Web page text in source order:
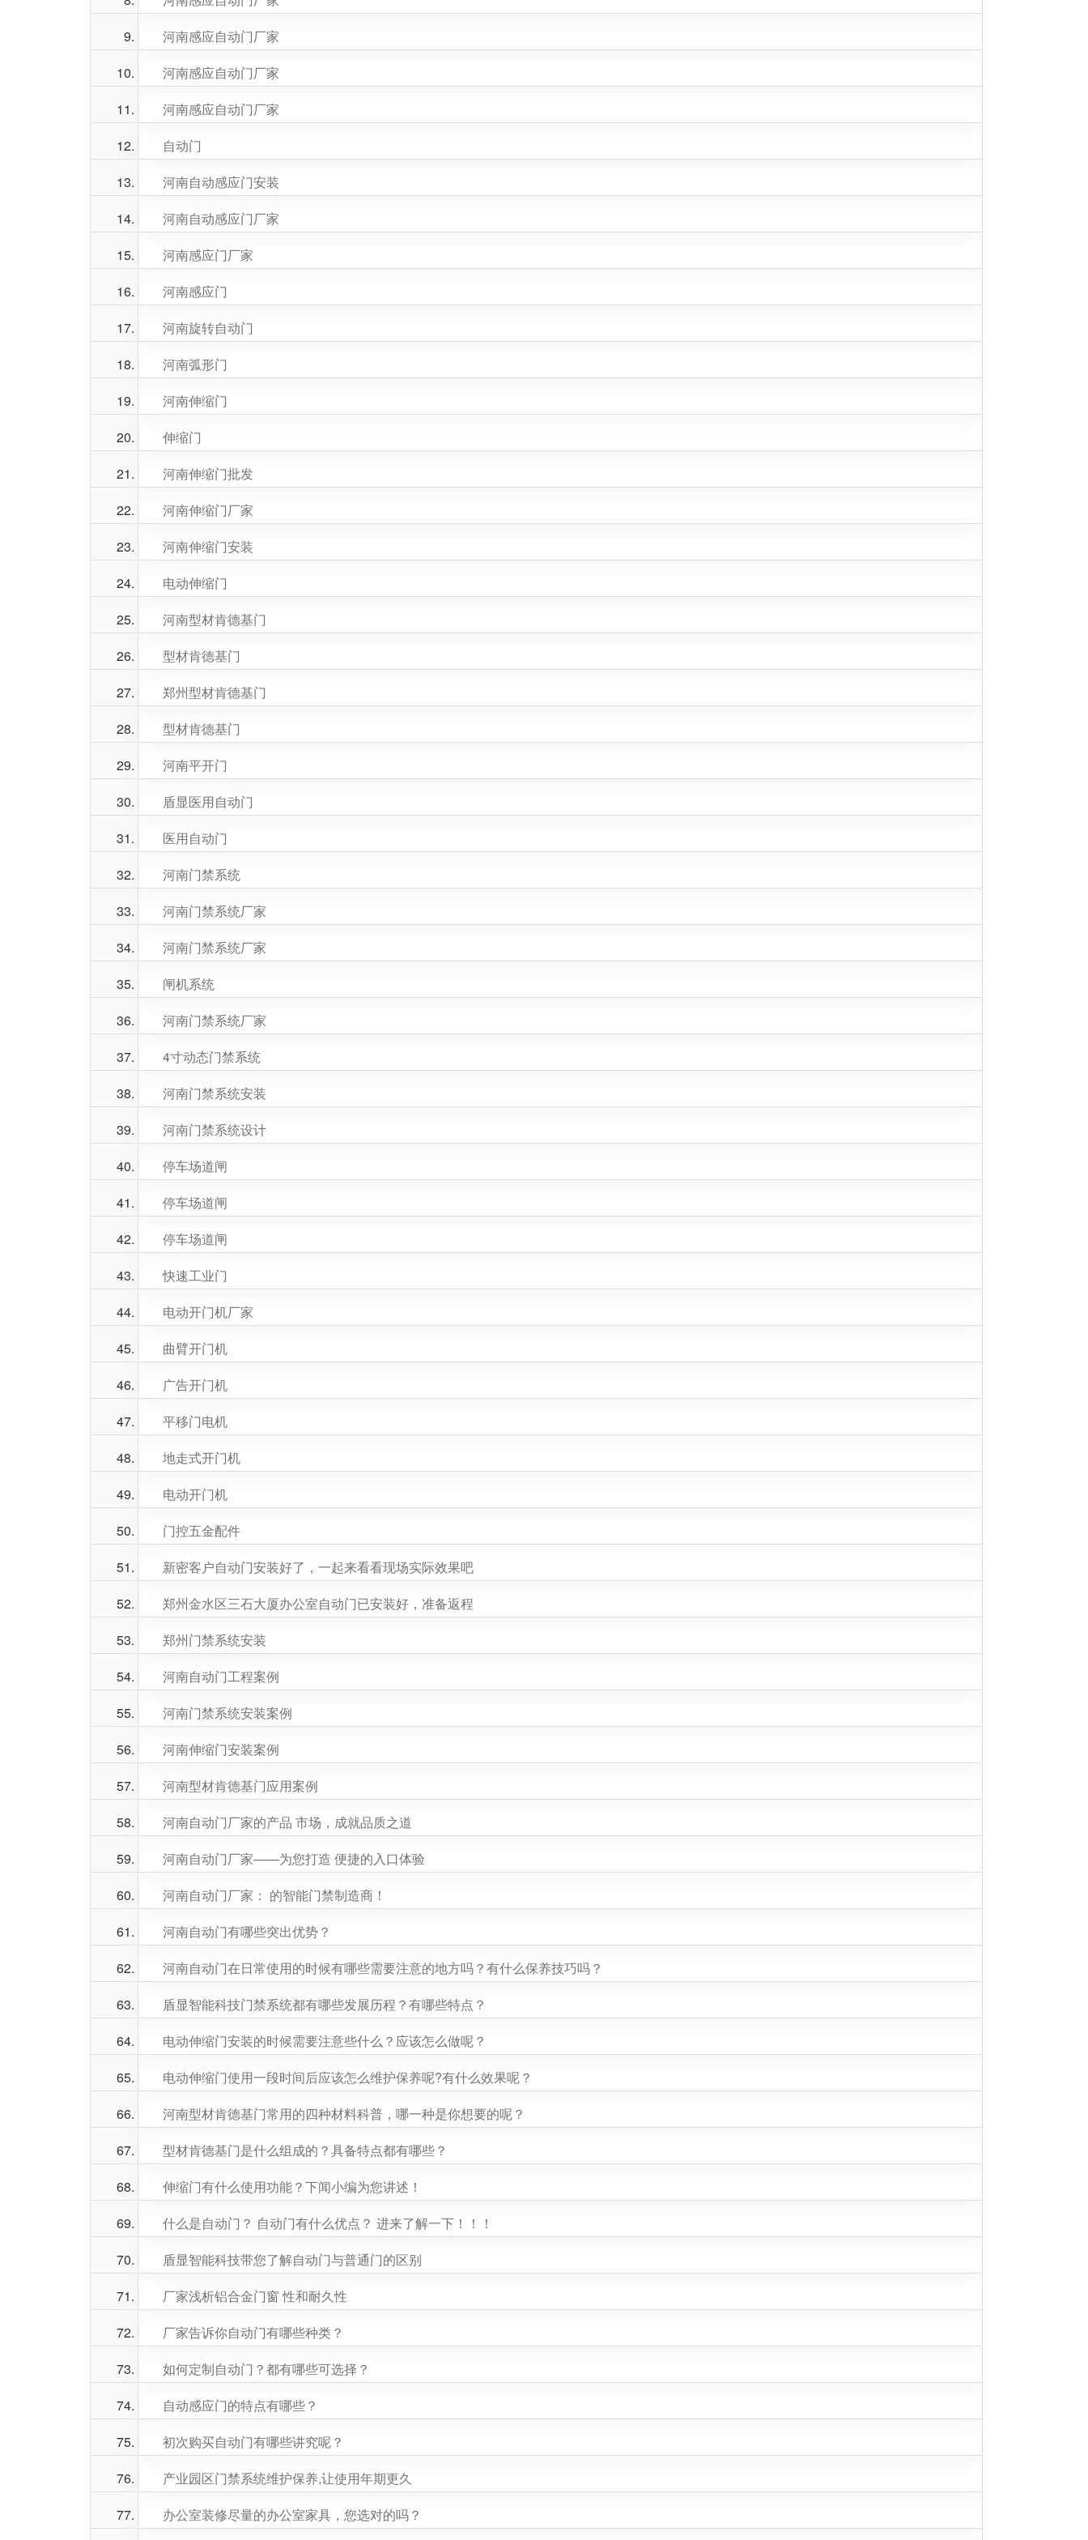
河南感应自动门厂家
河南感应自动门厂家
河南感应自动门厂家
自动门
河南自动感应门安装
河南自动感应门厂家
河南感应门厂家
河南感应门
河南旋转自动门
河南弧形门
河南伸缩门
伸缩门
河南伸缩门批发
河南伸缩门厂家
河南伸缩门安装
电动伸缩门
河南型材肯德基门
型材肯德基门
郑州型材肯德基门
型材肯德基门
河南平开门
盾显医用自动门
医用自动门
河南门禁系统
河南门禁系统厂家
河南门禁系统厂家
闸机系统
河南门禁系统厂家
4寸动态门禁系统
河南门禁系统安装
河南门禁系统设计
停车场道闸
停车场道闸
停车场道闸
快速工业门
电动开门机厂家
曲臂开门机
广告开门机
平移门电机
地走式开门机
电动开门机
门控五金配件
新密客户自动门安装好了，一起来看看现场实际效果吧
郑州金水区三石大厦办公室自动门已安装好，准备返程
郑州门禁系统安装
河南自动门工程案例
河南门禁系统安装案例
河南伸缩门安装案例
河南型材肯德基门应用案例
河南自动门厂家的产品 市场，成就品质之道
河南自动门厂家——为您打造 便捷的入口体验
河南自动门厂家： 的智能门禁制造商！
河南自动门有哪些突出优势？
河南自动门在日常使用的时候有哪些需要注意的地方吗？有什么保养技巧吗？
盾显智能科技门禁系统都有哪些发展历程？有哪些特点？
电动伸缩门安装的时候需要注意些什么？应该怎么做呢？
电动伸缩门使用一段时间后应该怎么维护保养呢?有什么效果呢？
河南型材肯德基门常用的四种材料科普，哪一种是你想要的呢？
型材肯德基门是什么组成的？具备特点都有哪些？
伸缩门有什么使用功能？下闻小编为您讲述！
什么是自动门？ 自动门有什么优点？ 进来了解一下！！！
盾显智能科技带您了解自动门与普通门的区别
厂家浅析铝合金门窗 性和耐久性
厂家告诉你自动门有哪些种类？
如何定制自动门？都有哪些可选择？
自动感应门的特点有哪些？
初次购买自动门有哪些讲究呢？
产业园区门禁系统维护保养,让使用年期更久
办公室装修尽量的办公室家具，您选对的吗？